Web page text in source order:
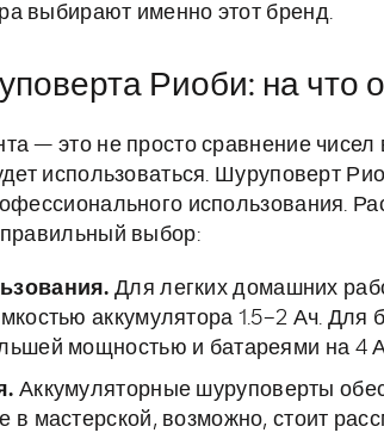
выбирают именно этот бренд.
Риоби: на что
— это не просто сравнение чисел
использоваться. Шуруповерт
использования.
правильный выбор:
Для легких домашних
аккумулятора 1.5–2 Ач. Для
мощностью и батареями на 4
Аккумуляторные шуруповерты
в мастерской, возможно, стоит